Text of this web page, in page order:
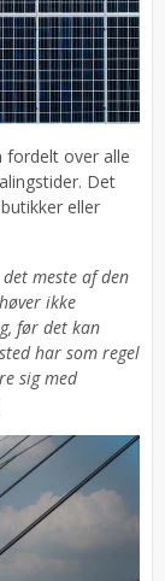
over alle
Det
eller
meste af den
ikke
før det kan
har som regel
sig med